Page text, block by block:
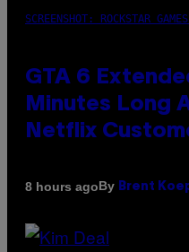
SCREENSHOT: ROCKSTAR
GTA 6
Minutes Long
Netflix
8 hours agoBy Brent